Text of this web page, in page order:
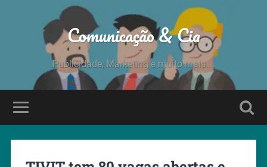
Comunicação & Cia
Publicidade, Marketing e muito mais....